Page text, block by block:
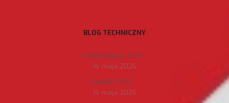
BLOG TECHNICZNY
FortiAnalyzer 7.4.11
14 maja 2026
FortiOS 7.4.12
14 maja 2026